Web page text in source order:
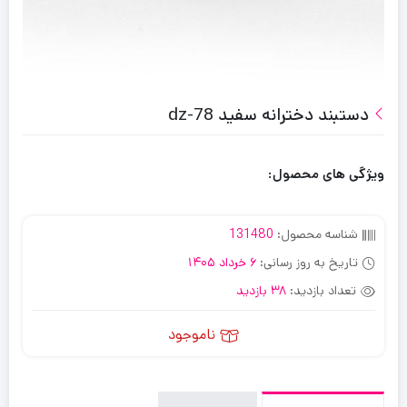
دستبند دخترانه سفید dz-78
ویژگی های محصول:
شناسه محصول: 131480
تاریخ به روز رسانی: 6 خرداد 1405
تعداد بازدید: 38 بازدید
ناموجود